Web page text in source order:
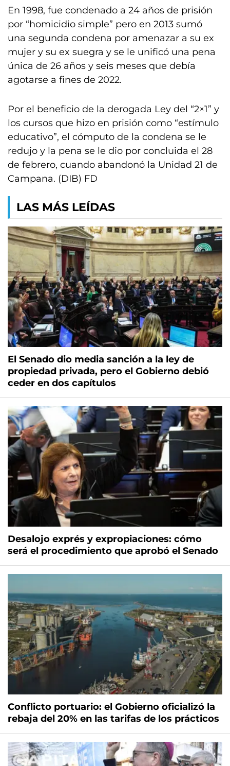
En 1998, fue condenado a 24 años de prisión
por “homicidio simple” pero en 2013 sumó
una segunda condena por amenazar a su ex
mujer y su ex suegra y se le unificó una pena
única de 26 años y seis meses que debía
agotarse a fines de 2022.
Por el beneficio de la derogada Ley del “2×1” y
los cursos que hizo en prisión como “estímulo
educativo”, el cómputo de la condena se le
redujo y la pena se le dio por concluida el 28
de febrero, cuando abandonó la Unidad 21 de
Campana. (DIB) FD
LAS MÁS LEÍDAS
El Senado dio media sanción a la ley de
propiedad privada, pero el Gobierno debió
ceder en dos capítulos
Desalojo exprés y expropiaciones: cómo
será el procedimiento que aprobó el Senado
Conflicto portuario: el Gobierno oficializó la
rebaja del 20% en las tarifas de los prácticos